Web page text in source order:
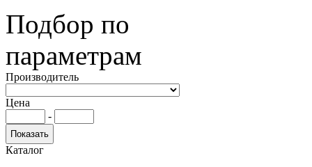
Подбор по
параметрам
Производитель
Цена
-
Каталог